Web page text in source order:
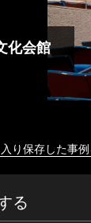
化会館
り保存した事
る